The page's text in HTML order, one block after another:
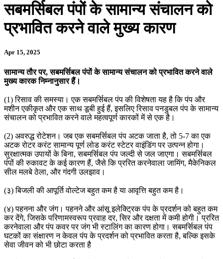
सबमर्सिबल पंपों के सामान्य संचालन को
प्रभावित करने वाले मुख्य कारण
Apr 15, 2025
सामान्य तौर पर, सबमर्सिबल पंपों के सामान्य संचालन को प्रभावित करने वाले
मुख्य कारक निम्नानुसार हैं।
(1) रिसाव की समस्या। एक सबमर्सिबल पंप की विशेषता यह है कि पंप और
मशीन एकीकृत और एक साथ डूबी हुई हैं, इसलिए रिसाव पनडुबल पंप के सामान्य
संचालन को प्रभावित करने वाले महत्वपूर्ण कारकों में से एक है।
(2) अवरुद्ध रोटेशन। जब एक सबमर्सिबल पंप अटक जाता है, तो 5-7 का एक
अटक रोटर करंट सामान्य पूर्ण लोड करंट स्टेटर वाइंडिंग पर उत्पन्न होगा।
सुरक्षात्मक उपायों के बिना, सबमर्सिबल पंप जल्दी से जल जाएगा। सबमर्सिबल
पंपों की रुकावट के कई कारण हैं, जैसे कि प्ररित करनेवाला जामिंग, मैकेनिकल
सील मलबे ठेला, और गंदगी उलझाव।
(३) बिजली की आपूर्ति वोल्टेज बहुत कम है या आवृत्ति बहुत कम है।
(४) पहनना और जंग। पहनने और आंसू इलेक्ट्रिक पंप के प्रदर्शन को बहुत कम
कर देंगे, जिसके परिणामस्वरूप प्रवाह दर, सिर और दक्षता में कमी होगी। प्ररित
करनेवाला और पंप कवर पर जंग भी स्टालिंग का कारण होगा। सबमर्सिबल पंप
घटकों का संक्षारण न केवल पंप के प्रदर्शन को प्रभावित करता है, बल्कि इसके
सेवा जीवन को भी छोटा करता है